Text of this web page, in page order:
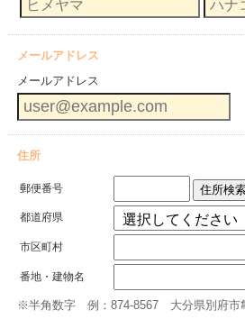
メールアドレス
メールアドレス
住所
郵便番号 住所検
都道府県
市区町村
番地・建物名
※半角数字 例：874-8567 大分県別府市